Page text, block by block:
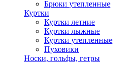
Брюки утепленные
Куртки
Куртки летние
Куртки лыжные
Куртки утепленные
Пуховики
Носки, гольфы, гетры